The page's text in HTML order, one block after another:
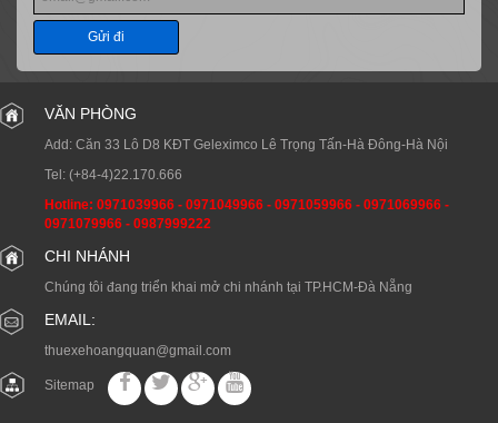
Gửi đi
VĂN PHÒNG
Add: Căn 33 Lô D8 KĐT Geleximco Lê Trọng Tấn-Hà Đông-Hà Nội
Tel: (+84-4)22.170.666
Hotline: 0971039966 - 0971049966 - 0971059966 - 0971069966 -
0971079966 - 0987999222
CHI NHÁNH
Chúng tôi đang triển khai mở chi nhánh tại TP.HCM-Đà Nẵng
EMAIL:
thuexehoangquan@gmail.com
Sitemap